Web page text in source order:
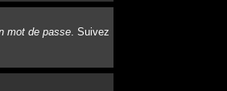
mot de passe. Suivez